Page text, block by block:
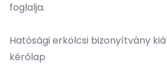
foglalja.
Hatósági erkölcsi bizonyítvány
kérőlap